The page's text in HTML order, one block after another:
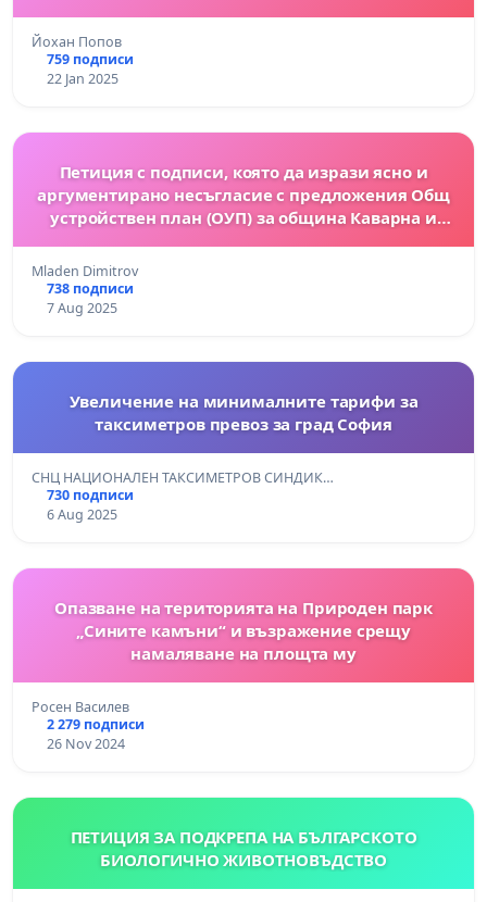
Йохан Попов
759 подписи
22 Jan 2025
Петиция с подписи, която да изрази ясно и
аргументирано несъгласие с предложения Общ
устройствен план (ОУП) за община Каварна и
Mladen Dimitrov
738 подписи
7 Aug 2025
Увеличение на минималните тарифи за
таксиметров превоз за град София
СНЦ НАЦИОНАЛЕН ТАКСИМЕТРОВ СИНДИК…
730 подписи
6 Aug 2025
Опазване на територията на Природен парк
„Сините камъни“ и възражение срещу
намаляване на площта му
Росен Василев
2 279 подписи
26 Nov 2024
ПЕТИЦИЯ ЗА ПОДКРЕПА НА БЪЛГАРСКОТО
БИОЛОГИЧНО ЖИВОТНОВЪДСТВО